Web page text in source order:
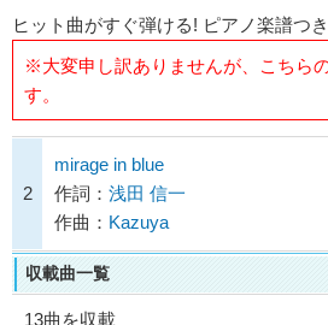
ヒット曲がすぐ弾ける! ピアノ楽譜つ
※大変申し訳ありませんが、こちら
す。
2
mirage in blue
作詞： 浅田 信一
作曲： Kazuya
収載曲一覧
13曲を収載